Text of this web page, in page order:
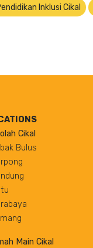
Inklusi Cikal
Cikal
Bulus
Main Cikal